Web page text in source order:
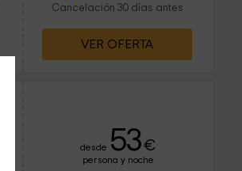
Cancelación 30 días antes
VER OFERTA
desde 53€
persona y noche